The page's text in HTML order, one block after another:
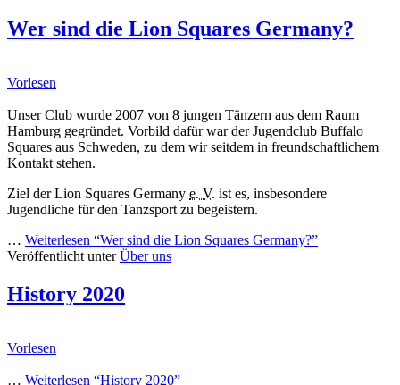
Wer sind die Lion Squares Germany?
Vorlesen
Unser Club wurde 2007 von 8 jungen Tänzern aus dem Raum
Hamburg gegründet. Vorbild dafür war der Jugendclub Buffalo
Squares aus Schweden, zu dem wir seitdem in freundschaftlichem
Kontakt stehen.
Ziel derLion Squares Germany e. V. ist es, insbesondere
Jugendliche für den Tanzsport zu begeistern.
… Weiterlesen “Wer sind die Lion Squares Germany?”
Veröffentlicht unter Über uns
History 2020
Vorlesen
… Weiterlesen “History 2020”